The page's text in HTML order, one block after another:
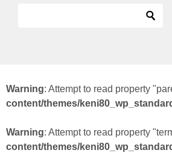
Warning: Attempt to read property
content/themes/
Warning: Attempt to read property
content/themes/